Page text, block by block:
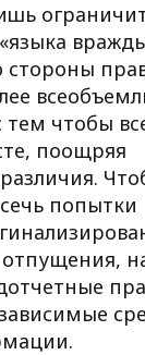
стороны
тем чтобы
поощряя
попытки
отпущения,